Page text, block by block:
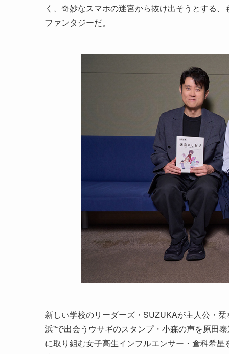
く、奇妙なスマホの迷宮から抜け出そうとする
ファンタジーだ。
新しい学校のリーダーズ・SUZUKAが主人公・
浜”で出会うウサギのスタンプ・小森の声を原田
に取り組む女子高生インフルエンサー・倉科希